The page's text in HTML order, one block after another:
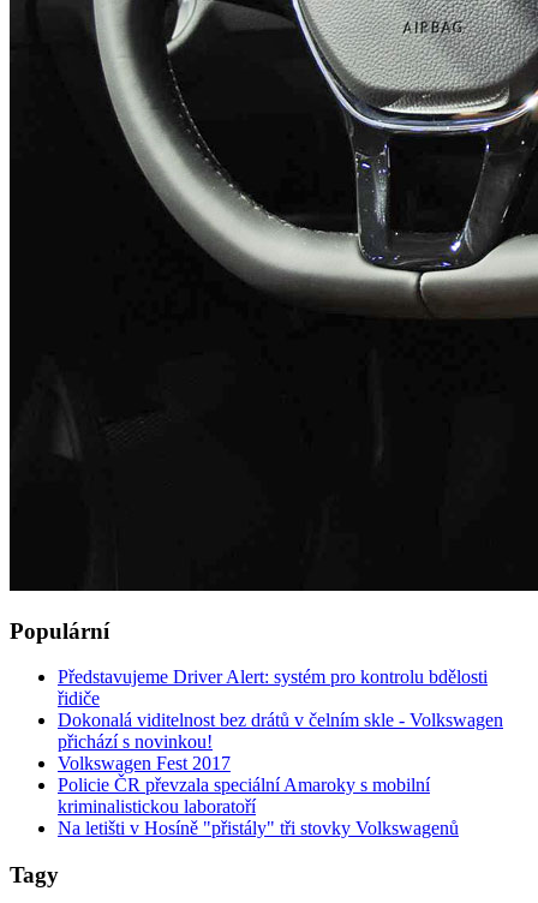
Populární
Představujeme Driver Alert: systém pro kontrolu bdělosti
řidiče
Dokonalá viditelnost bez drátů v čelním skle - Volkswagen
přichází s novinkou!
Volkswagen Fest 2017
Policie ČR převzala speciální Amaroky s mobilní
kriminalistickou laboratoří
Na letišti v Hosíně "přistály" tři stovky Volkswagenů
Tagy